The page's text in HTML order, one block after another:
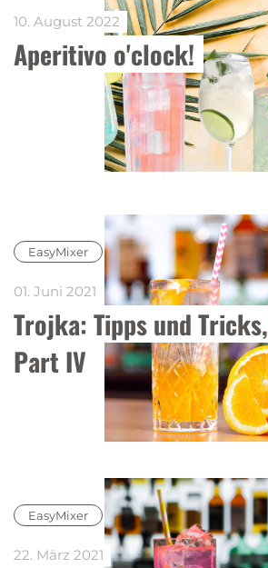
Aperitivo o'clock!
10. August 2022
EasyMixer
Trojka: Tipps und Tricks,
Part IV
01. Juni 2021
EasyMixer
22. März 2021